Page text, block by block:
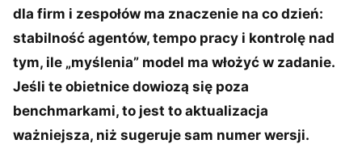
dla firm i zespołów ma znaczenie na co dzień:
stabilność agentów, tempo pracy i kontrolę nad
tym, ile „myślenia” model ma włożyć w zadanie.
Jeśli te obietnice dowiozą się poza
benchmarkami, to jest to aktualizacja
ważniejsza, niż sugeruje sam numer wersji.